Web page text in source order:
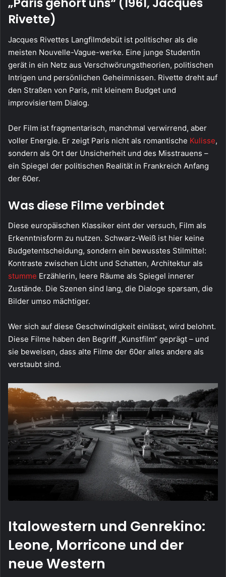
„Paris gehört uns“ (1961, Jacques
Rivette)
Jacques Rivettes Langfilmdebüt ist politischer als die
meisten Nouvelle-Vague-werke. Eine junge Studentin
gerät in ein Netz aus Verschwörungstheorien, politischen
Intrigen und persönlichen Geheimnissen. Rivette dreht auf
den Straßen von Paris, mit kleinem Budget und
improvisiertem Dialog.
Der Film ist fragmentarisch, manchmal verwirrend, aber
voller Energie. Er zeigt Paris nicht als romantische Kulisse,
sondern als Ort der Unsicherheit und des Misstrauens –
ein Spiegel der politischen Realität in Frankreich Anfang
der 60er.
Was diese Filme verbindet
Diese europäischen Klassiker eint der versuch, Film als
Erkenntnisform zu nutzen. Schwarz-Weiß ist hier keine
Budgetentscheidung, sondern ein bewusstes Stilmittel:
Kontraste zwischen Licht und Schatten, Architektur als
stumme Erzählerin, leere Räume als Spiegel innerer
Zustände. Die Szenen sind lang, die Dialoge sparsam, die
Bilder umso mächtiger.
Wer sich auf diese Geschwindigkeit einlässt, wird belohnt.
Diese Filme haben den Begriff „Kunstfilm“ geprägt – und
sie beweisen, dass alte Filme der 60er alles andere als
verstaubt sind.
Italowestern und Genrekino:
Leone, Morricone und der
neue Western